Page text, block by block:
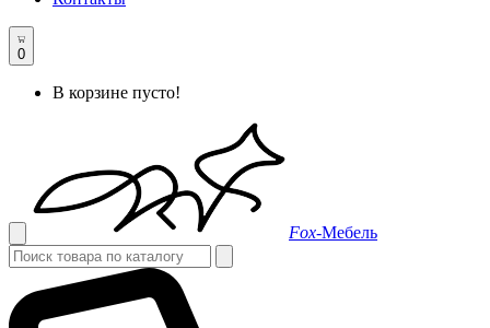
0
В корзине пусто!
Fox-Мебель